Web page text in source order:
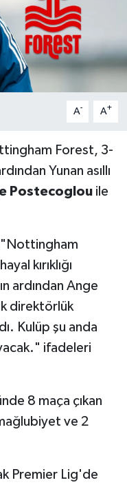
A- A+
Forest, 3-
Yunan asıllı
Postecoglouile
"Nottingham
kırıklığı
ardından Ange
direktörlük
Kulüp şu anda
ifadeleri
8 maça çıkan
ve 2
Premier Lig'de